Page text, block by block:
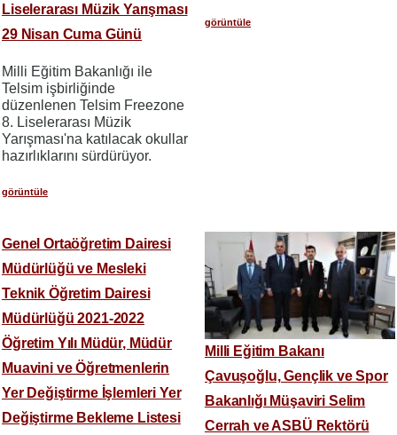
Liselerarası Müzik Yarışması
29 Nisan Cuma Günü
Milli Eğitim Bakanlığı ile
Telsim işbirliğinde
düzenlenen Telsim Freezone
8. Liselerarası Müzik
Yarışması'na katılacak okullar
hazırlıklarını sürdürüyor.
görüntüle
görüntüle
Genel Ortaöğretim Dairesi
Müdürlüğü ve Mesleki
Teknik Öğretim Dairesi
Müdürlüğü 2021-2022
Öğretim Yılı Müdür, Müdür
Muavini ve Öğretmenlerin
Yer Değiştirme İşlemleri Yer
Değiştirme Bekleme Listesi
Milli Eğitim Bakanı
Çavuşoğlu, Gençlik ve Spor
Bakanlığı Müşaviri Selim
Cerrah ve ASBÜ Rektörü